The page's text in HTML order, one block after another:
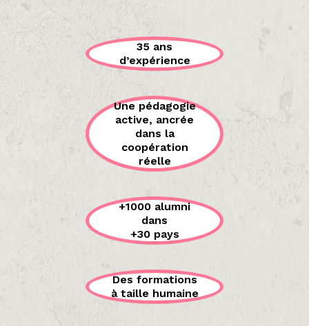
35 ans
d’expérience
Une pédagogie
active, ancrée
dans la
coopération
réelle
+1000 alumni
dans
+30 pays
Des formations
à taille humaine